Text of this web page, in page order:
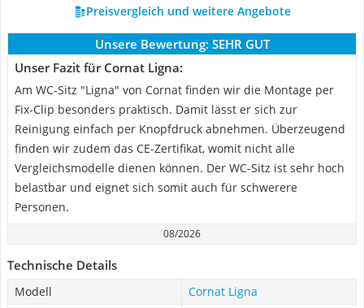
Preisvergleich und weitere Angebote
Unsere Bewertung: SEHR GUT
Unser Fazit für Cornat Ligna:
Am WC-Sitz "Ligna" von Cornat finden wir die Montage per
Fix-Clip besonders praktisch. Damit lässt er sich zur
Reinigung einfach per Knopfdruck abnehmen. Überzeugend
finden wir zudem das CE-Zertifikat, womit nicht alle
Vergleichsmodelle dienen können. Der WC-Sitz ist sehr hoch
belastbar und eignet sich somit auch für schwerere
Personen.
08/2026
Technische Details
Modell
Cornat Ligna